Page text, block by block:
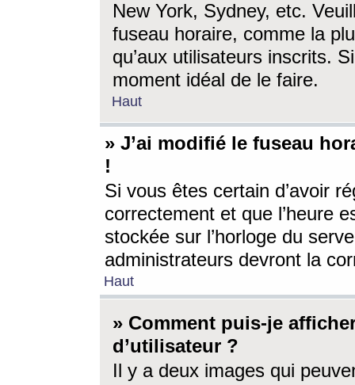
New York, Sydney, etc.
fuseau horaire, comme la
qu’aux utilisateurs inscrits.
moment idéal de le faire.
Haut
» J’ai modifié le fuseau
!
Si vous êtes certain d’avoir
correctement et que l’heure
stockée sur l’horloge du
administrateurs devront la
Haut
» Comment puis-je
d’utilisateur ?
Il y a deux images qui